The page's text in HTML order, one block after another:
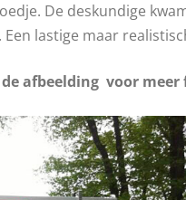
De deskundige
lastige maar
afbeelding voor meer